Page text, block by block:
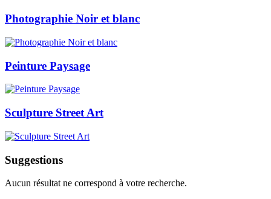
Photographie Noir et blanc
Peinture Paysage
Sculpture Street Art
Suggestions
Aucun résultat ne correspond à votre recherche.